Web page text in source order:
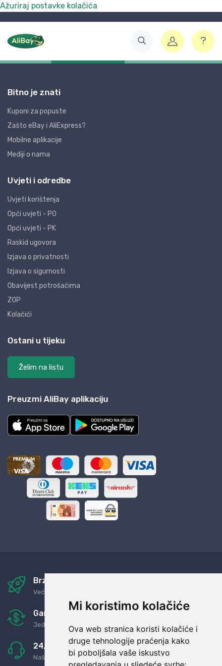
Mi koristimo kolačiće
Ova web stranica koristi kolačiće i
druge tehnologije praćenja kako
bi poboljšala vaše iskustvo
Ažuriraj postavke kolačića
Bitno je znati
Kuponi za popuste
Zašto eBay i AliExpress?
Mobilne aplikacije
Mediji o nama
Uvjeti i odredbe
Uvjeti korištenja
Opći uvjeti - PO
Opći uvjeti - PK
Raskid ugovora
Izjava o privatnosti
Izjava o sigurnosti
Obavijest potrošačima
ZOP
Kolačići
Ostani u tijeku
Želim na listu
Preuzmi AliBay aplikaciju
Brza i sigurna dostava
Već za nekoliko dana kod vas
Garancija u povrat novaca
Jednostavno pravilo: Roba za novac
24/7 odlična podrška
Naši agenti uvijek na raspolaganju